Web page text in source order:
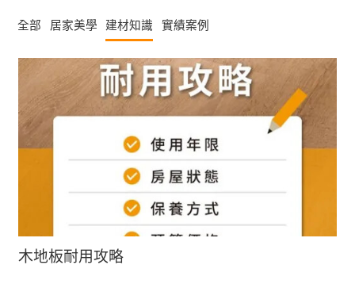
全部 居家美學 建材知識 實績案例
木地板耐用攻略